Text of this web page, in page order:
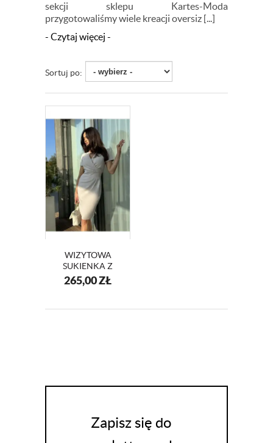
sekcji sklepu Kartes-Moda
przygotowaliśmy wiele kreacji oversiz [...]
- Czytaj więcej -
Sortuj po:
WIZYTOWA
SUKIENKA Z
KOPERTOWYM
DEKOLTEM
265,00ZŁ
Zapisz się do